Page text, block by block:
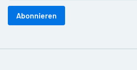
Abonnieren